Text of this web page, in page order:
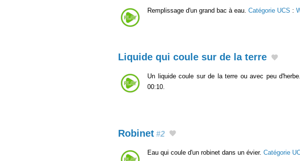
Remplissage d'un grand bac à eau. Catégorie UCS :
Liquide qui coule sur de la terre
Un liquide coule sur de la terre ou avec peu
00:10.
Robinet #2
Eau qui coule d'un robinet dans un évier. Catégorie